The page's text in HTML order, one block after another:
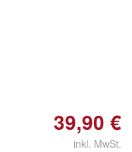
39,90 €
inkl. MwSt.